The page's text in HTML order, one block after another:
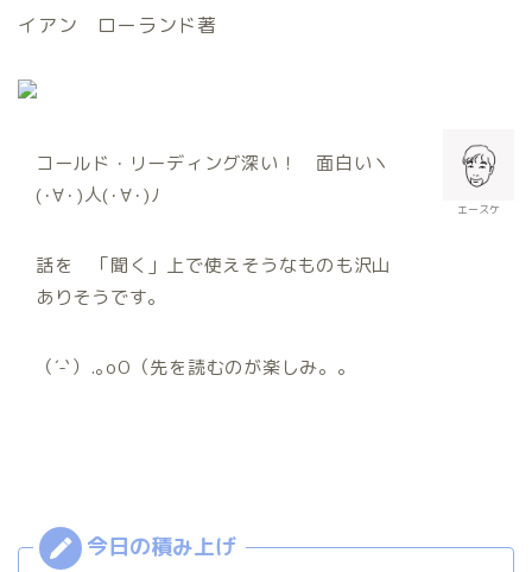
イアン ローランド著
エースケ
コールド・リーディング深い！ 面白いヽ
(･∀･)人(･∀･)ﾉ
話を 「聞く」上で使えそうなものも沢山
ありそうです。
（´-`）.｡oO（先を読むのが楽しみ。。